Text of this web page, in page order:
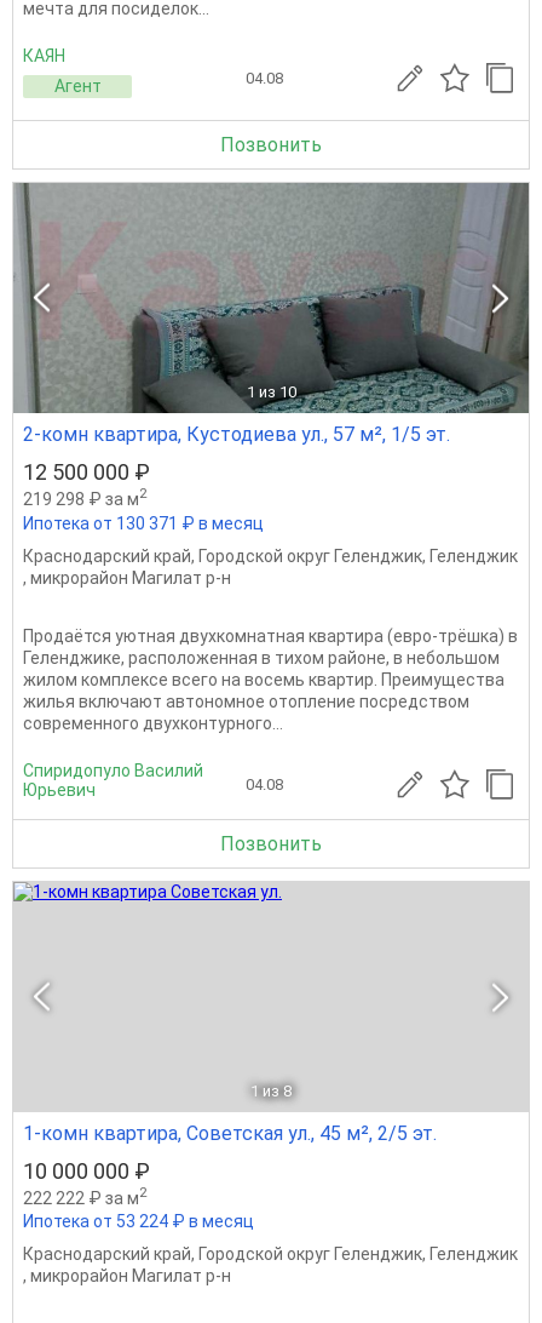
мечта для посиделок...
КАЯН
Агент
04.08
Позвонить
1 из 10
2-комн квартира, Кустодиева ул., 57 м², 1/5 эт.
12 500 000 ₽
219 298 ₽ за м2
Ипотека от 130 371 ₽ в месяц
Краснодарский край, Городской округ Геленджик, Геленджик
, микрорайон Магилат р-н
Продаётся уютная двухкомнатная квартира (евро-трёшка) в
Геленджике, расположенная в тихом районе, в небольшом
жилом комплексе всего на восемь квартир. Преимущества
жилья включают автономное отопление посредством
современного двухконтурного...
Спиридопуло Василий
Юрьевич
04.08
Позвонить
1 из 8
1-комн квартира, Советская ул., 45 м², 2/5 эт.
10 000 000 ₽
222 222 ₽ за м2
Ипотека от 53 224 ₽ в месяц
Краснодарский край, Городской округ Геленджик, Геленджик
, микрорайон Магилат р-н